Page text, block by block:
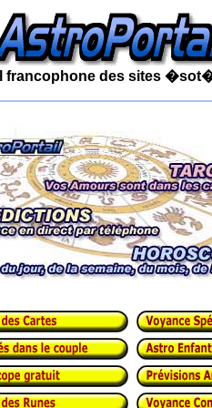
francophone des sites